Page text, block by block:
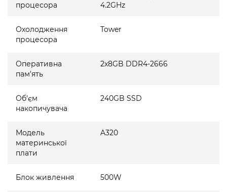
процесора
4.2GHz
Охолодження
процесора
Tower
Оперативна
пам'ять
2x8GB DDR4-2666
Об'єм
накопичувача
240GB SSD
Модель
материнської
плати
A320
Блок живлення 500W